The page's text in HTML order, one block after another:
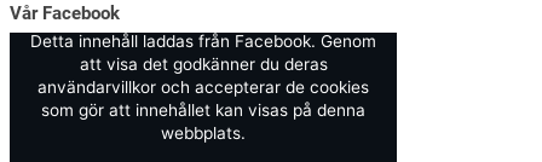
Vår Facebook
Detta innehåll laddas från Facebook. Genom
att visa det godkänner du deras
användarvillkor och accepterar de cookies
som gör att innehållet kan visas på denna
webbplats.